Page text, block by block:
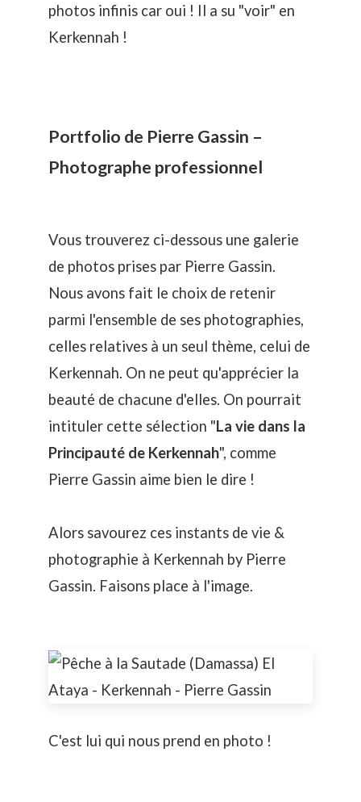
photos infinis car oui ! Il a su "voir" en
Kerkennah !
Portfolio de Pierre Gassin –
Photographe professionnel
Vous trouverez ci-dessous une galerie
de photos prises par Pierre Gassin.
Nous avons fait le choix de retenir
parmi l'ensemble de ses photographies,
celles relatives à un seul thème, celui de
Kerkennah. On ne peut qu'apprécier la
beauté de chacune d'elles. On pourrait
intituler cette sélection "La vie dans la
Principauté de Kerkennah", comme
Pierre Gassin aime bien le dire !
Alors savourez ces instants de vie &
photographie à Kerkennah by Pierre
Gassin. Faisons place à l'image.
C'est lui qui nous prend en photo !